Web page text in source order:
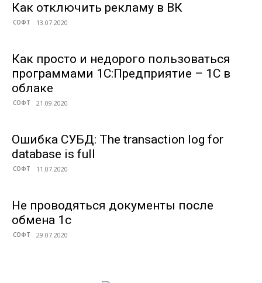
Как отключить рекламу в ВК
СОФТ
Как просто и недорого пользоваться
программами 1С:Предприятие – 1С в
облаке
СОФТ
Ошибка СУБД: The transaction log for
database is full
СОФТ
Не проводяться документы после
обмена 1с
СОФТ